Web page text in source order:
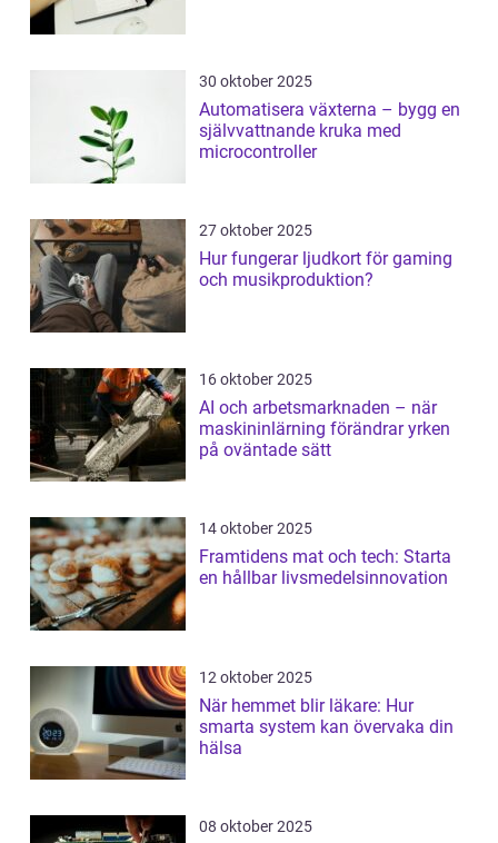
30 oktober 2025
Automatisera växterna – bygg en
självvattnande kruka med
microcontroller
27 oktober 2025
Hur fungerar ljudkort för gaming
och musikproduktion?
16 oktober 2025
AI och arbetsmarknaden – när
maskininlärning förändrar yrken
på oväntade sätt
14 oktober 2025
Framtidens mat och tech: Starta
en hållbar livsmedelsinnovation
12 oktober 2025
När hemmet blir läkare: Hur
smarta system kan övervaka din
hälsa
08 oktober 2025